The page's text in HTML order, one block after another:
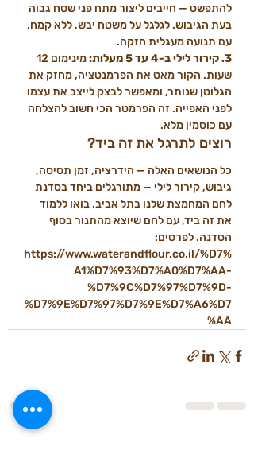
להתפשט — חייבים ליצור מתח פני שטח גבוה
בעת הגיבוש. לגלגל על משטח יבש, ללא קמח,
עם תנועה מעגלית חזקה.
3. קירור לילי ב-4 עד 5 מעלות:
שעות. הקור מאט את הפרמנטציה, מחזק את
הגלוטן שנותר, ומאפשר לבצק לייצב את עצמו
לפני האפייה. זה הפרמטר הכי חשוב להצלחה
עם כוסמין מלא.
רוצים לתרגל את זה ביד?
כל הנושאים האלה — הידרציה, זמן תסיסה,
גיבוש, קירור לילי — מתורגלים ביחד בסדנת
לחם המחמצת שלנו בתל אביב. בואו ללמוד
את זה ביד, עם לחם שיוצא מהתנור בסוף
הסדנה. לפרטים:
https://www.waterandflour.co.il/%D7%
A1%D7%93%D7%A0%D7%AA-
%D7%9C%D7%97%D7%9D-
%D7%9E%D7%97%D7%9E%D7%A6%D7
%AA